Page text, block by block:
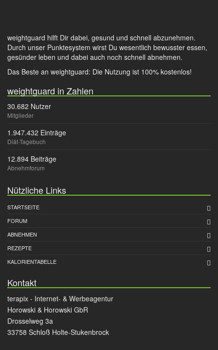
weightguard hilft Dir dabei, gesund und schnell abzunehmen.
Durch unser Punktesystem wirst Du wesentlich bewusster essen,
gesünder leben und dabei auch noch schnell abnehmen.
Das Beste an weightguard: Die Nutzung ist 100% kostenlos!
weightguard in Zahlen
30.682 Nutzer
Mitglieder
1.947.432 Einträge
Diät-Tagebuch
12.894 Beiträge
Abnehmforum
Nützliche Links
STARTSEITE
FORUM
ABNEHMEN
REZEPTE
KALORIENTABELLE
Kontakt
terapix - Internet- & Werbeagentur
Horowski & Horowski GbR
Drosselweg 3a
33758 Schloß Holte-Stukenbrock